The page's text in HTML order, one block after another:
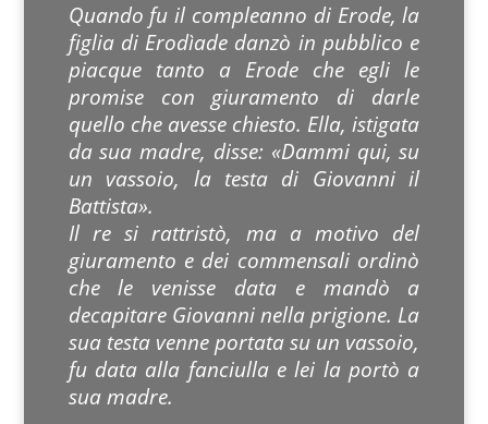
Quando fu il compleanno di Erode, la
figlia di Erodìade danzò in pubblico e
piacque tanto a Erode che egli le
promise con giuramento di darle
quello che avesse chiesto. Ella, istigata
da sua madre, disse: «Dammi qui, su
un vassoio, la testa di Giovanni il
Battista».
Il re si rattristò, ma a motivo del
giuramento e dei commensali ordinò
che le venisse data e mandò a
decapitare Giovanni nella prigione. La
sua testa venne portata su un vassoio,
fu data alla fanciulla e lei la portò a
sua madre.